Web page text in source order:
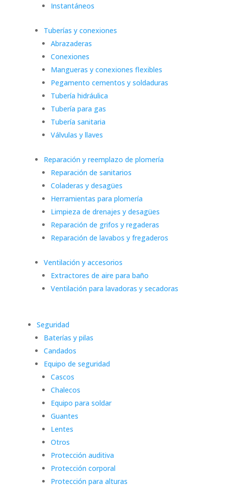
Instantáneos
Tuberías y conexiones
Abrazaderas
Conexiones
Mangueras y conexiones flexibles
Pegamento cementos y soldaduras
Tubería hidráulica
Tubería para gas
Tubería sanitaria
Válvulas y llaves
Reparación y reemplazo de plomería
Reparación de sanitarios
Coladeras y desagües
Herramientas para plomería
Limpieza de drenajes y desagües
Reparación de grifos y regaderas
Reparación de lavabos y fregaderos
Ventilación y accesorios
Extractores de aire para baño
Ventilación para lavadoras y secadoras
Seguridad
Baterías y pilas
Candados
Equipo de seguridad
Cascos
Chalecos
Equipo para soldar
Guantes
Lentes
Otros
Protección auditiva
Protección corporal
Protección para alturas